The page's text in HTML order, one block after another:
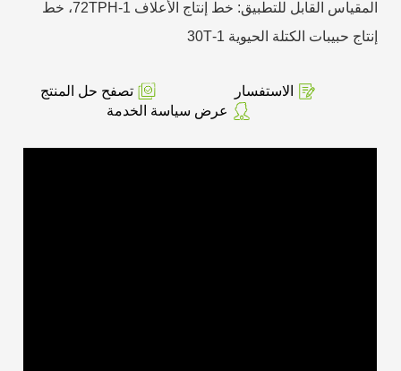
المقياس القابل للتطبيق: خط إنتاج الأعلاف 1-72TPH، خط
إنتاج حبيبات الكتلة الحيوية 1-30T
الاستفسار
تصفح حل المنتج
عرض سياسة الخدمة